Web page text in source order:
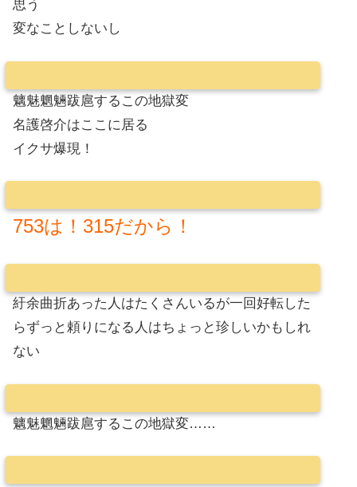
思う
変なことしないし
魑魅魍魎跋扈するこの地獄変
名護啓介はここに居る
イクサ爆現！
753は！315だから！
紆余曲折あった人はたくさんいるが一回好転した
らずっと頼りになる人はちょっと珍しいかもしれ
ない
魑魅魍魎跋扈するこの地獄変……